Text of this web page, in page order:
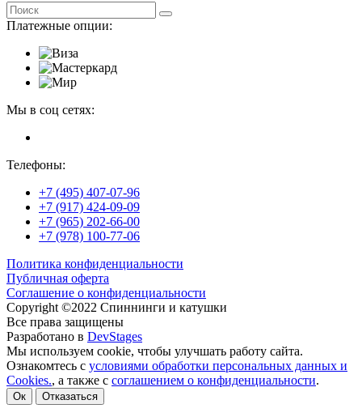
Платежные опции:
Мы в соц сетях:
Телефоны:
+7 (495) 407-07-96
+7 (917) 424-09-09
+7 (965) 202-66-00
+7 (978) 100-77-06
Политика конфиденциальности
Публичная оферта
Соглашение о конфиденциальности
Copyright ©2022 Спиннинги и катушки
Все права защищены
Разработано в DevStages
Мы используем cookie, чтобы улучшать работу сайта.
Ознакомтесь с условиями обработки персональных данных и
Cookies., а также с соглашением о конфиденциальности.
Ок Отказаться